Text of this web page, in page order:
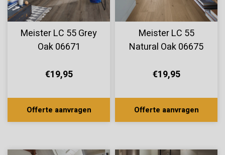
Meister LC 55 Grey
Oak 06671
€19,95
Offerte aanvragen
Meister LC 55
Natural Oak 06675
€19,95
Offerte aanvragen